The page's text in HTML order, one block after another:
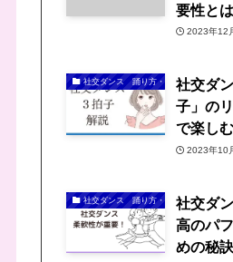
要性と
2023年12
社交ダンス 踊り方・踊りの方法
社交ダ
子」の
で楽し
2023年10
社交ダンス 踊り方・踊りの方法
社交ダ
高のパ
めの秘訣